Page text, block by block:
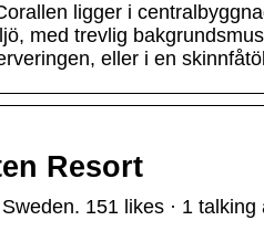
ligger i
med trevlig
eller i en
Resort
151 likes · 1 talking